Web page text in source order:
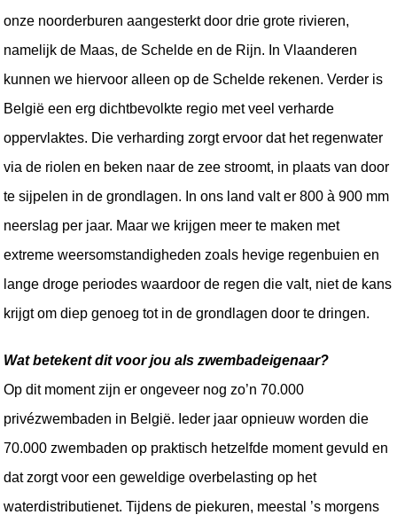
onze noorderburen aangesterkt door drie grote rivieren,
namelijk de Maas, de Schelde en de Rijn. In Vlaanderen
kunnen we hiervoor alleen op de Schelde rekenen. Verder is
België een erg dichtbevolkte regio met veel verharde
oppervlaktes. Die verharding zorgt ervoor dat het regenwater
via de riolen en beken naar de zee stroomt, in plaats van door
te sijpelen in de grondlagen. In ons land valt er 800 à 900 mm
neerslag per jaar. Maar we krijgen meer te maken met
extreme weersomstandigheden zoals hevige regenbuien en
lange droge periodes waardoor de regen die valt, niet de kans
krijgt om diep genoeg tot in de grondlagen door te dringen.
Wat betekent dit voor jou als zwembadeigenaar?
Op dit moment zijn er ongeveer nog zo’n 70.000
privézwembaden in België. Ieder jaar opnieuw worden die
70.000 zwembaden op praktisch hetzelfde moment gevuld en
dat zorgt voor een geweldige overbelasting op het
waterdistributienet. Tijdens de piekuren, meestal ’s morgens